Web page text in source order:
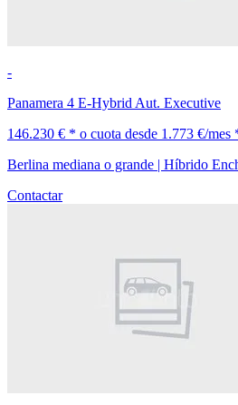
-
Panamera 4 E-Hybrid Aut. Executive
146.230 € * o cuota desde 1.773 €/mes
Berlina mediana o grande | Híbrido
Contactar